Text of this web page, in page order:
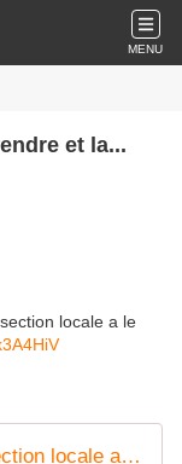
MENU
et la...
locale a le
Le local du PS est à vendre et la section locale a le moral dans les chaussettes